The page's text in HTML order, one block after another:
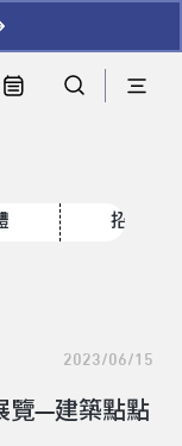
招標資
2023/06/15
覽—建築點點